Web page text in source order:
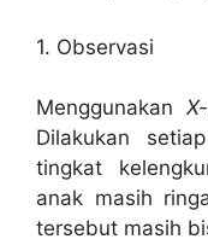
1. Observasi
Menggunakan
Dilakukan
tingkat
anak masih
tersebut masih